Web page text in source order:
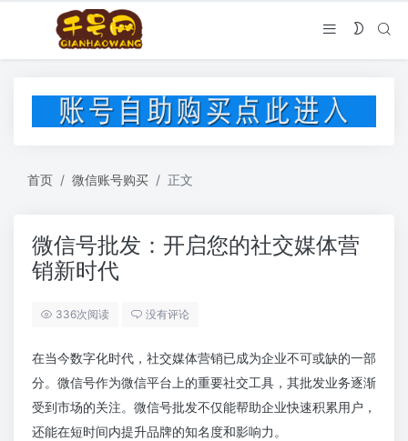
首页 微信账号购买 正文
微信号批发：开启您的社交媒体营
销新时代
336次阅读 没有评论
在当今数字化时代，社交媒体营销已成为企业不可或缺的一部
分。微信号作为微信平台上的重要社交工具，其批发业务逐渐
受到市场的关注。微信号批发不仅能帮助企业快速积累用户，
还能在短时间内提升品牌的知名度和影响力。